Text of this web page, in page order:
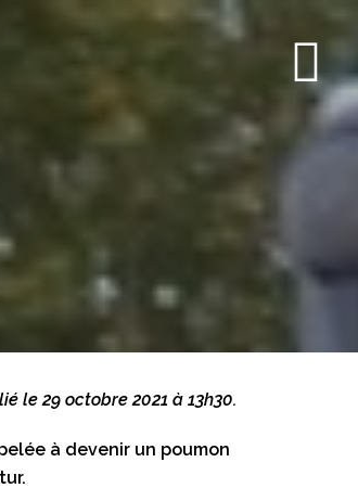
le 29 octobre 2021 à 13h30.
à devenir un poumon